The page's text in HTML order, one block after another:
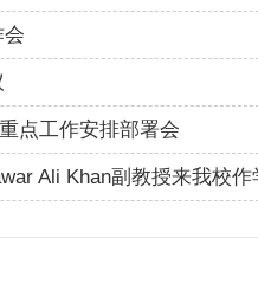
点工作安排部署会
Ali Khan副教授来我校